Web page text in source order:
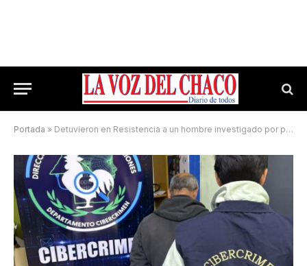
Portada » Detuvieron en Resistencia a un hombre investigado por presunto grooming a una menor de edad